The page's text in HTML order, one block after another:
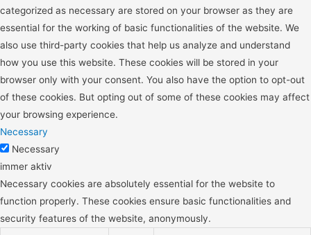
categorized as necessary are stored on your browser as they are
essential for the working of basic functionalities of the website. We
also use third-party cookies that help us analyze and understand
how you use this website. These cookies will be stored in your
browser only with your consent. You also have the option to opt-out
of these cookies. But opting out of some of these cookies may affect
your browsing experience.
Necessary
Necessary
immer aktiv
Necessary cookies are absolutely essential for the website to
function properly. These cookies ensure basic functionalities and
security features of the website, anonymously.